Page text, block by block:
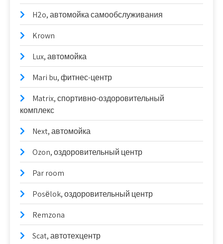
H2o, автомойка самообслуживания
Krown
Lux, автомойка
Mari bu, фитнес-центр
Matrix, спортивно-оздоровительный
комплекс
Next, автомойка
Ozon, оздоровительный центр
Par room
Posёlok, оздоровительный центр
Remzona
Scat, автотехцентр